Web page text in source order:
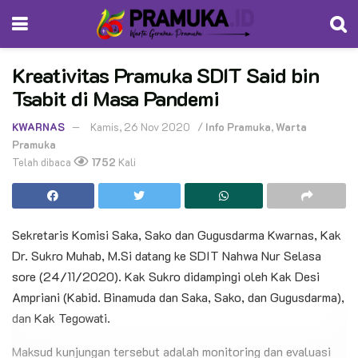
Kreativitas Pramuka SDIT Said bin
Tsabit di Masa Pandemi
KWARNAS Kamis, 26 Nov 2020 / Info Pramuka,Warta
Pramuka
Telah dibaca
1752 Kali
Sekretaris Komisi Saka, Sako dan Gugusdarma Kwarnas, Kak
Dr. Sukro Muhab, M.Si datang ke SDIT Nahwa Nur Selasa
sore (24/11/2020). Kak Sukro didampingi oleh Kak Desi
Ampriani (Kabid. Binamuda dan Saka, Sako, dan Gugusdarma),
dan Kak Tegowati.
Maksud kunjungan tersebut adalah monitoring dan evaluasi